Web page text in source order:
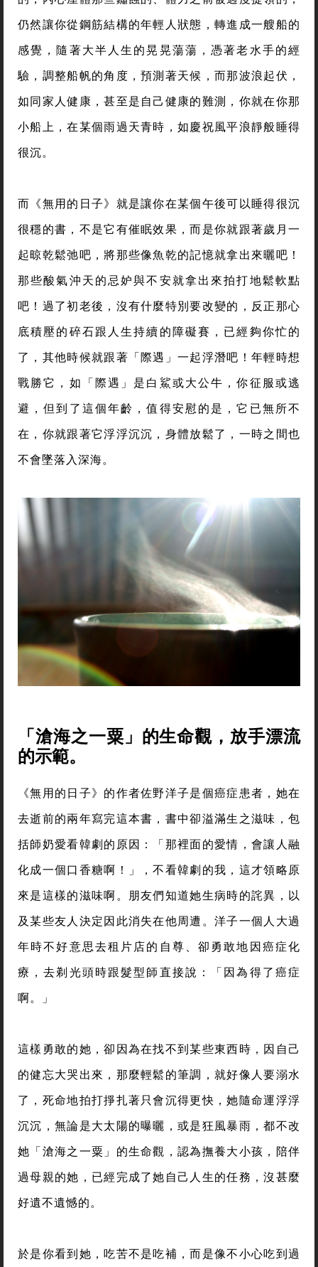
仍然讓你從鋼筋結構的年輕人狀態，轉進成一艘船的
感覺，隨著大半人生的晃晃蕩蕩，憑著老水手的經
驗，調整船帆的角度，預測著天候，而那波浪起伏，
如同家人健康，甚至是自己健康的難測，你就在你那
小船上，在某個雨過天青時，如慶祝風平浪靜般睡得
很沉。
而《無用的日子》就是讓你在某個午後可以睡得很沉
很穩的書，不是它有催眠效果，而是你就跟著歲月一
起晾乾鬆弛吧，將那些像魚乾的記憶就拿出來曬吧！
那些酸氣沖天的忌妒與不安就拿出來拍打地鬆軟點
吧！過了初老後，沒有什麼特別要改變的，反正那心
底積壓的碎石跟人生持續的障礙賽，已經夠你忙的
了，其他時候就跟著「際遇」一起浮潛吧！年輕時想
戰勝它，如「際遇」是白鯊或大公牛，你征服或逃
避，但到了這個年齡，值得安慰的是，它已無所不
在，你就跟著它浮浮沉沉，身體放鬆了，一時之間也
不會墜落入深海。
「滄海之一粟」的生命觀，放手漂流
的示範。
《無用的日子》的作者佐野洋子是個癌症患者，她在
去逝前的兩年寫完這本書，書中卻溢滿生之滋味，包
括師奶愛看韓劇的原因：「那裡面的愛情，會讓人融
化成一個口香糖啊！」，不看韓劇的我，這才領略原
來是這樣的滋味啊。朋友們知道她生病時的詫異，以
及某些友人決定因此消失在他周遭。洋子一個人大過
年時不好意思去租片店的自尊、卻勇敢地因癌症化
療，去剃光頭時跟髮型師直接說：「因為得了癌症
啊。」
這樣勇敢的她，卻因為在找不到某些東西時，因自己
的健忘大哭出來，那麼輕鬆的筆調，就好像人要溺水
了，死命地拍打掙扎著只會沉得更快，她隨命運浮浮
沉沉，無論是大太陽的曝曬，或是狂風暴雨，都不改
她「滄海之一粟」的生命觀，認為撫養大小孩，陪伴
過母親的她，已經完成了她自己人生的任務，沒甚麼
好遺不遺憾的。
於是你看到她，吃苦不是吃補，而是像不小心吃到過